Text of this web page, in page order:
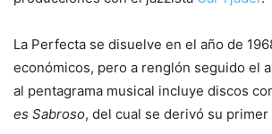
La Perfecta se disuelve en el año de
económicos, pero a renglón seguido el
al pentagrama musical incluye discos
es Sabroso, del cual se derivó su primer